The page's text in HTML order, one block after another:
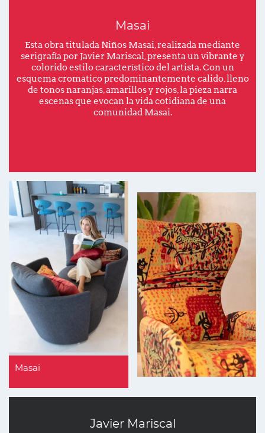
Masai
Esta obra titulada Niños Masai, realizada mediante
serigrafía por Javier Mariscal, presenta un vibrante y
colorido estilo característico del artista. Con un
esquema cromático predominantemente cálido, lleno
de tonos naranjas, amarillos y rojos, la pieza narra
escenas que evocan la vida cotidiana de una
comunidad Masai.
Masai
Javier Mariscal